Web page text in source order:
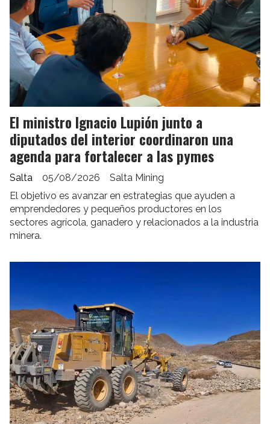
El ministro Ignacio Lupión junto a
diputados del interior coordinaron una
agenda para fortalecer a las pymes
Salta Mining
Salta
05/08/2026
El objetivo es avanzar en estrategias que ayuden a
emprendedores y pequeños productores en los
sectores agrícola, ganadero y relacionados a la industria
minera.